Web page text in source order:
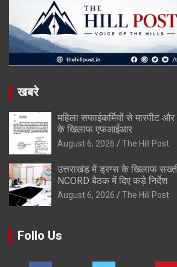
खबरे
महिला सफाईकर्मियों से मारपीट
के खिलाफ एफआईआर
August 6, 2026 The Hill Post
उत्तराखंड में ड्रग्स के खिलाफ
NCORD बैठक में दिए कड़े निर्देश
August 6, 2026 The Hill Post
Follo Us